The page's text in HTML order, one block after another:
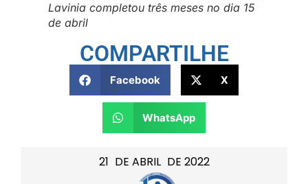
21 DE ABRIL DE 2022
Lavinia completou três meses no dia 15
de abril
COMPARTILHE
Facebook X
WhatsApp